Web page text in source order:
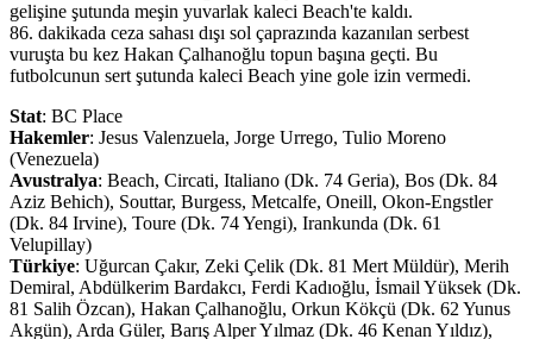
gelişine şutunda meşin yuvarlak kaleci Beach'te kaldı.
86. dakikada ceza sahası dışı sol çaprazında kazanılan serbest
vuruşta bu kez Hakan Çalhanoğlu topun başına geçti. Bu
futbolcunun sert şutunda kaleci Beach yine gole izin vermedi.
Stat: BC Place
Hakemler: Jesus Valenzuela, Jorge Urrego, Tulio Moreno
(Venezuela)
Avustralya: Beach, Circati, Italiano (Dk. 74 Geria), Bos (Dk. 84
Aziz Behich), Souttar, Burgess, Metcalfe, Oneill, Okon-Engstler
(Dk. 84 Irvine), Toure (Dk. 74 Yengi), Irankunda (Dk. 61
Velupillay)
Türkiye: Uğurcan Çakır, Zeki Çelik (Dk. 81 Mert Müldür), Merih
Demiral, Abdülkerim Bardakcı, Ferdi Kadıoğlu, İsmail Yüksek (Dk.
81 Salih Özcan), Hakan Çalhanoğlu, Orkun Kökçü (Dk. 62 Yunus
Akgün), Arda Güler, Barış Alper Yılmaz (Dk. 46 Kenan Yıldız),